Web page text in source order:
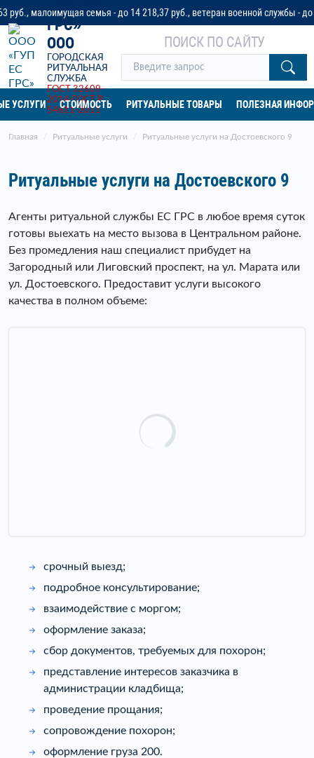
семья - до 14 218,37 руб., ветеран военной службы - до 32 042
«ГУП ЕС
ГРС»
ООО
ГОРОДСКАЯ
РИТУАЛЬНАЯ
СЛУЖБА
ГОСТ 32609-
2014 ГОСТ Р
54611-2011
ПОИСК ПО САЙТУ
УСЛУГИ СТОИМОСТЬ РИТУАЛЬНЫЕ ТОВАРЫ ПОЛЕЗНАЯ
Главная Ритуальные услуги Ритуальные услуги на Достоевского 9
Ритуальные услуги на Достоевского 9
Агенты ритуальной службы ЕС ГРС в любое время суток
готовы выехать на место вызова в Центральном районе.
Без промедления наш специалист прибудет на
Загородный или Лиговский проспект, на ул. Марата или
ул. Достоевского. Предоставит услуги высокого
качества в полном объеме:
срочный выезд;
подробное консультирование;
взаимодействие с моргом;
оформление заказа;
сбор документов, требуемых для похорон;
представление интересов заказчика в
администрации кладбища;
проведение прощания;
сопровождение похорон;
оформление груза 200.